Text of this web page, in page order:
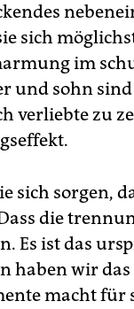
sich
im
und sohn
verliebte zu
sich sorgen,
die
Es ist das
wir das
macht für